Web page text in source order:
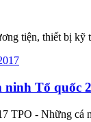
tiện, thiết bị kỹ
Tổ quốc
TPO - Những cá